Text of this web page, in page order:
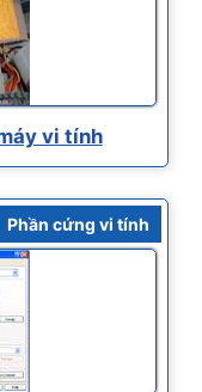
vi tính
Phần cứng vi tính